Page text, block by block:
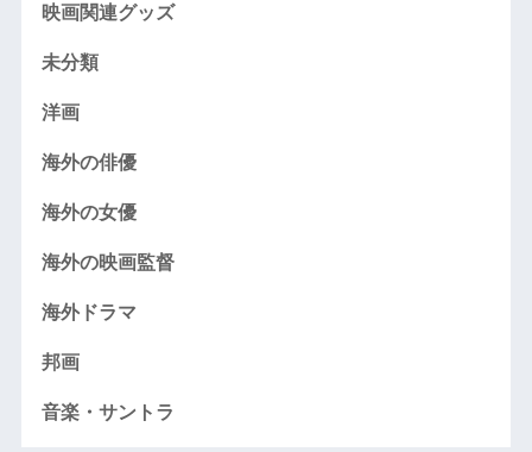
映画関連グッズ
未分類
洋画
海外の俳優
海外の女優
海外の映画監督
海外ドラマ
邦画
音楽・サントラ